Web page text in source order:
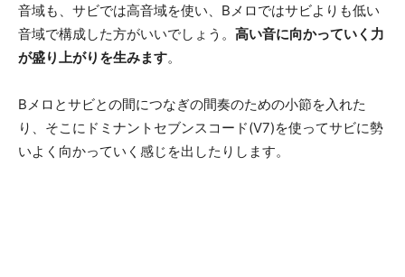
音域も、サビでは高音域を使い、Bメロではサビよりも低い
音域で構成した方がいいでしょう。 高い音に向かっていく力
が盛り上がりを生みます。
Bメロとサビとの間につなぎの間奏のための小節を入れた
り、そこにドミナントセブンスコード(V7)を使ってサビに勢
いよく向かっていく感じを出したりします。